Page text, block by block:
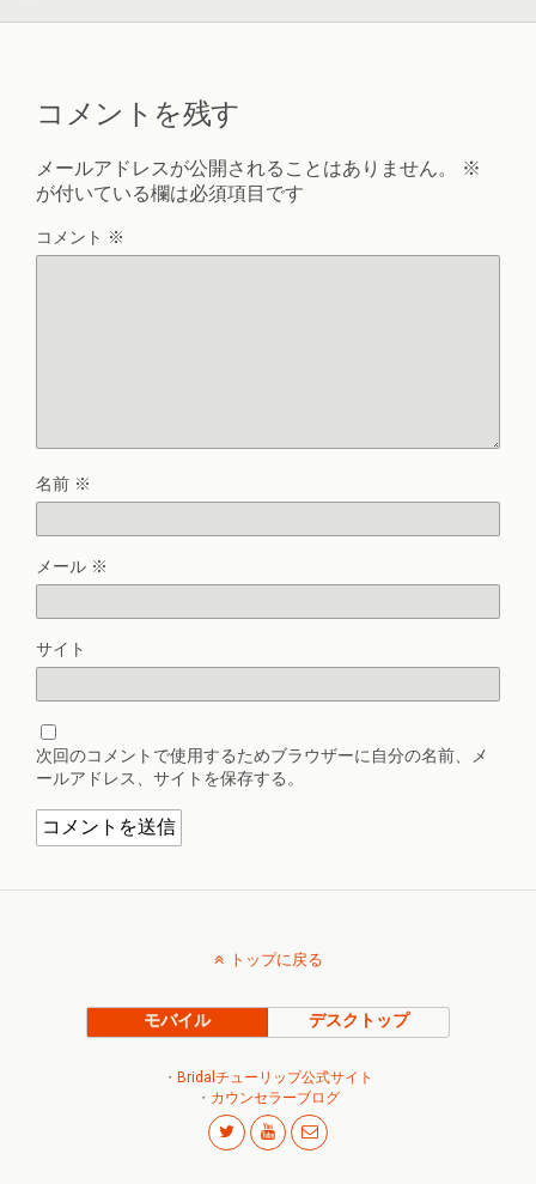
コメントを残す
メールアドレスが公開されることはありません。
※
が付いている欄は必須項目です
コメント ※
名前 ※
メール ※
サイト
次回のコメントで使用するためブラウザーに自分の名前、メ
ールアドレス、サイトを保存する。
トップに戻る
モバイル デスクトップ
・ Bridalチューリップ公式サイト
・ カウンセラーブログ